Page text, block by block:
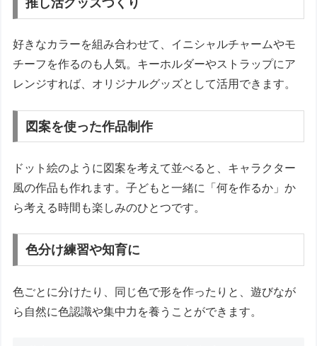
好きなカラーを組み合わせて、イニシャルチャームやモ
チーフを作るのも人気。キーホルダーやストラップにア
レンジすれば、オリジナルグッズとして活用できます。
図案を使った作品制作
ドット絵のように図案を考えて並べると、キャラクター
風の作品も作れます。子どもと一緒に「何を作るか」か
ら考える時間も楽しみのひとつです。
色分け練習や知育に
色ごとに分けたり、同じ色で形を作ったりと、遊びなが
ら自然に色認識や集中力を養うことができます。